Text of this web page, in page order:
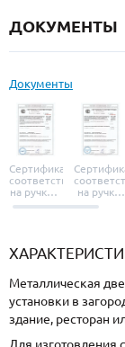
ДОКУМЕНТЫ
Документы
Сертификат
соответствия
на ручки и
броненакладки
на ручки-
защелки
Металлическая
установки в
здание, ресторан